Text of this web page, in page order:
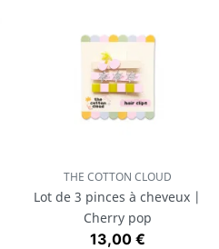
THE COTTON CLOUD
Lot de 3 pinces à cheveux |
Cherry pop
Prix
13,00 €